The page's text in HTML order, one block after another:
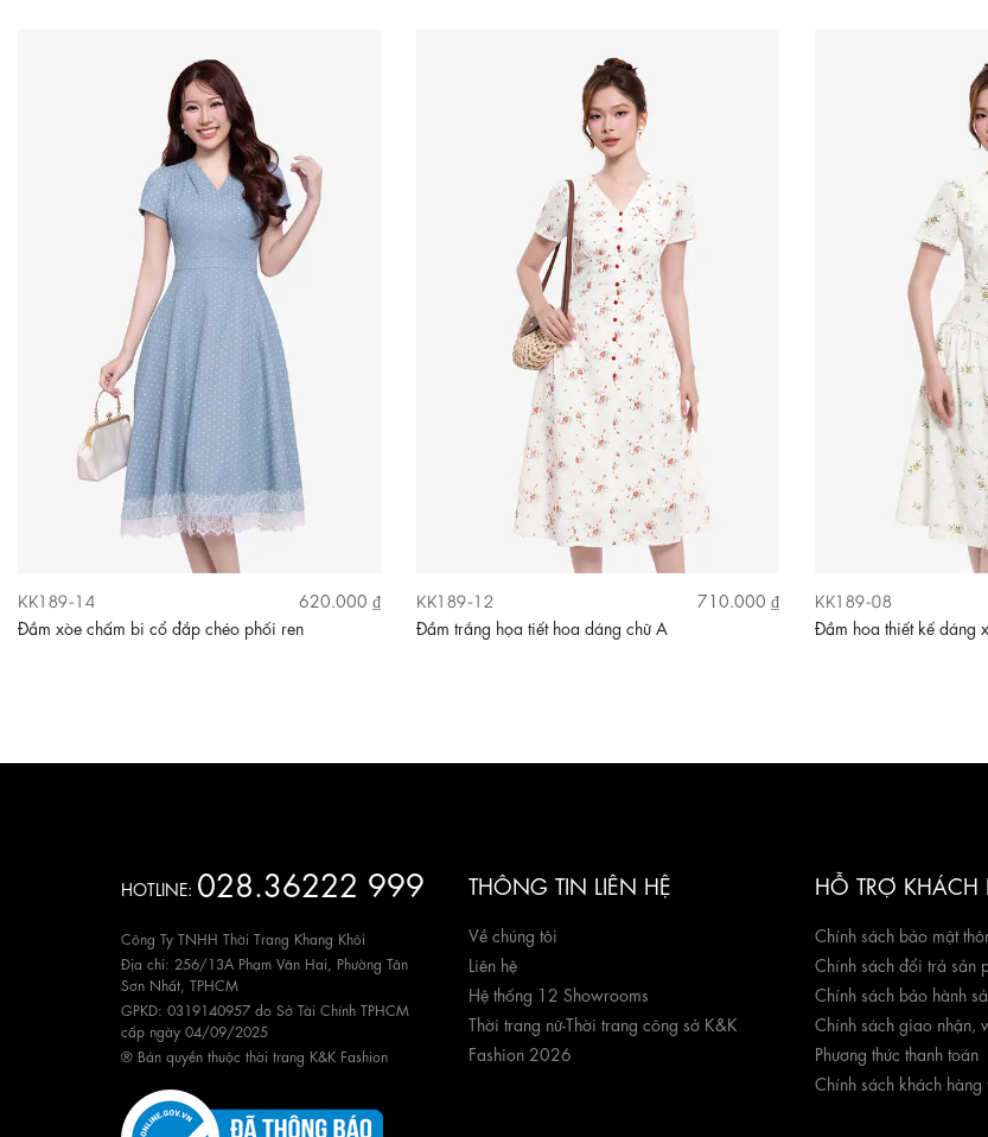
KK189-14
620.000 ₫
Đầm xòe chấm bi cổ đắp chéo phối ren
KK189-12
710.000 ₫
Đầm trắng họa tiết hoa dáng chữ A
KK189-08
Đầm hoa thiết kế dáng
HOTLINE: 028.36222 999
Công Ty TNHH Thời Trang Khang Khôi
Địa chỉ: 256/13A Phạm Văn Hai, Phường Tân
Sơn Nhất, TPHCM
GPKD: 0319140957 do Sở Tài Chính TPHCM
cấp ngày 04/09/2025
® Bản quyền thuộc thời trang K&K Fashion
THÔNG TIN LIÊN HỆ
Về chúng tôi
Liên hệ
Hệ thống 12 Showrooms
Thời trang nữ-Thời trang công sở K&K
Fashion 2026
HỖ TRỢ
Chính sách bảo mật
Chính sách đổi trả sản
Chính sách bảo hành
Chính sách giao nhận,
Phương thức thanh toán
Chính sách khách hàng